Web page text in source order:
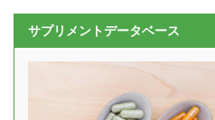
サプリメントデータベース